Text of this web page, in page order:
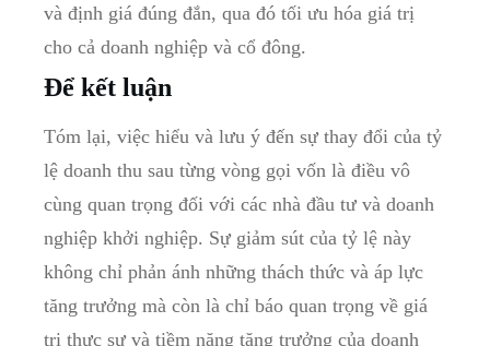
và định giá đúng đắn, qua đó tối ưu hóa giá trị
cho cả doanh nghiệp và cổ đông.
Để kết luận
Tóm lại, việc hiểu và lưu ý đến sự thay đổi của tỷ
lệ doanh thu sau từng vòng gọi vốn là điều vô
cùng quan trọng đối với các nhà đầu tư và doanh
nghiệp khởi nghiệp. Sự giảm sút của tỷ lệ này
không chỉ phản ánh những thách thức và áp lực
tăng trưởng mà còn là chỉ báo quan trọng về giá
trị thực sự và tiềm năng tăng trưởng của doanh